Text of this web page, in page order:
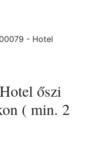
- Hotel
őszi
( min. 2